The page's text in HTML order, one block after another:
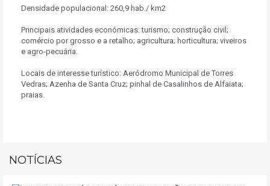
Densidade populacional: 260,9 hab./ km2
Principais atividades económicas: turismo; construção civil;
comércio por grosso e a retalho; agricultura; horticultura; viveiros
e agro-pecuária.
Locais de interesse turístico: Aeródromo Municipal de Torres
Vedras; Azenha de Santa Cruz; pinhal de Casalinhos de Alfaiata;
praias.
NOTÍCIAS